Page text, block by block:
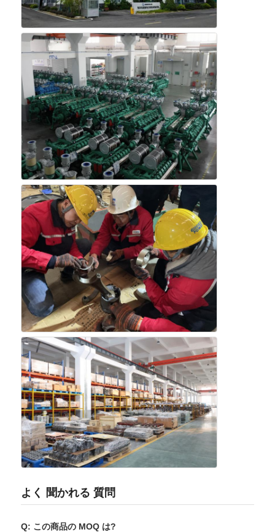
工場見学
品質管理
お問い合わせ
事件
無声ディーゼル発電機セット
ディーゼルジェネレーターセット
ガソリン発電機セット
cngの発電機セット
発電機用品
移動式照明車
よく 聞かれる 質問
Q: この商品の MOQ は?